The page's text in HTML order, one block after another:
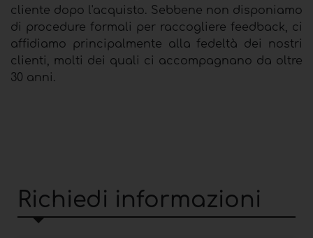
cliente dopo l'acquisto. Sebbene non disponiamo
di procedure formali per raccogliere feedback, ci
affidiamo principalmente alla fedeltà dei nostri
clienti, molti dei quali ci accompagnano da oltre
30 anni.
Richiedi informazioni